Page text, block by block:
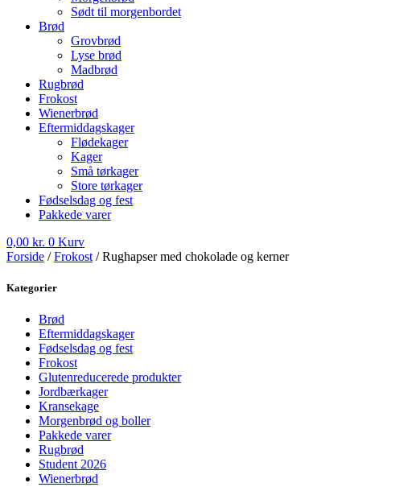
Sødt til morgenbordet
Brød
Grovbrød
Lyse brød
Madbrød
Rugbrød
Frokost
Wienerbrød
Eftermiddagskager
Flødekager
Kager
Små tørkager
Store tørkager
Fødselsdag og fest
Pakkede varer
0,00 kr. 0 Kurv
Forside /Frokost / Rughapser med chokolade og kerner
Kategorier
Brød
Eftermiddagskager
Fødselsdag og fest
Frokost
Glutenreducerede produkter
Jordbærkager
Kransekage
Morgenbrød og boller
Pakkede varer
Rugbrød
Student 2026
Wienerbrød